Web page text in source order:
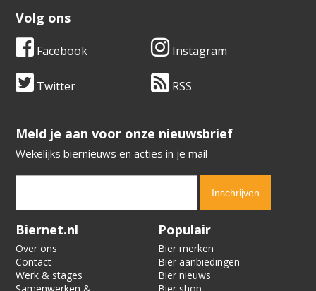
Volg ons
Facebook Instagram
Twitter RSS
​​​​​​​Meld je aan voor onze nieuwsbrief
Wekelijks biernieuws en acties in je mail
Verification code:
Biernet.nl
Over ons
Contact
Werk & stages
Populair
Bier merken
Bier aanbiedingen
Bier nieuws